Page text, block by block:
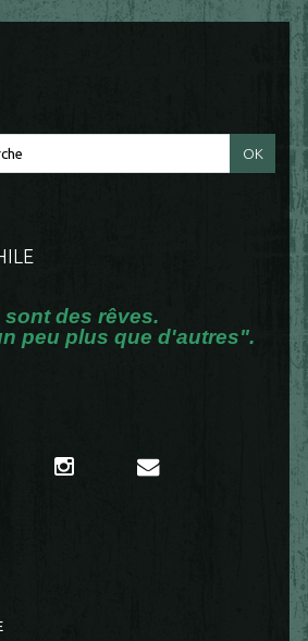
des rêves.
peu plus que d'autres".